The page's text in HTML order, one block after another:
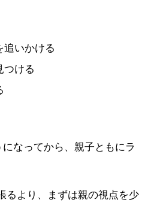
追いかける
つける
なってから、親子ともにラ
るより、まずは親の視点を少